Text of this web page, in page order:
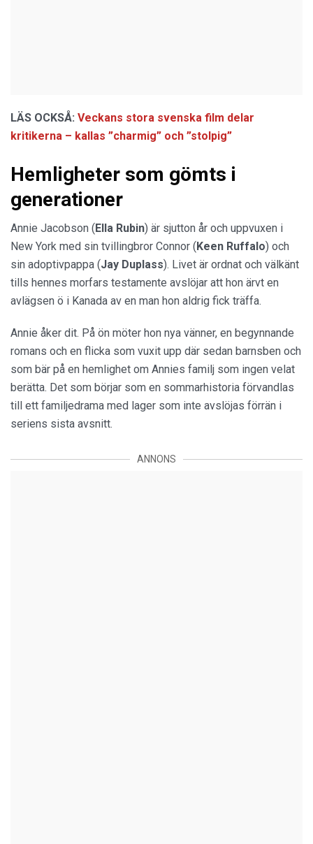
LÄS OCKSÅ: Veckans stora svenska film delar
kritikerna – kallas ”charmig” och ”stolpig”
Hemligheter som gömts i
generationer
Annie Jacobson (Ella Rubin) är sjutton år och uppvuxen i
New York med sin tvillingbror Connor (Keen Ruffalo) och
sin adoptivpappa (Jay Duplass). Livet är ordnat och välkänt
tills hennes morfars testamente avslöjar att hon ärvt en
avlägsen ö i Kanada av en man hon aldrig fick träffa.
Annie åker dit. På ön möter hon nya vänner, en begynnande
romans och en flicka som vuxit upp där sedan barnsben och
som bär på en hemlighet om Annies familj som ingen velat
berätta. Det som börjar som en sommarhistoria förvandlas
till ett familjedrama med lager som inte avslöjas förrän i
seriens sista avsnitt.
ANNONS